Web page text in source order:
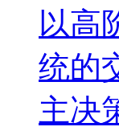
以高
统的
主决